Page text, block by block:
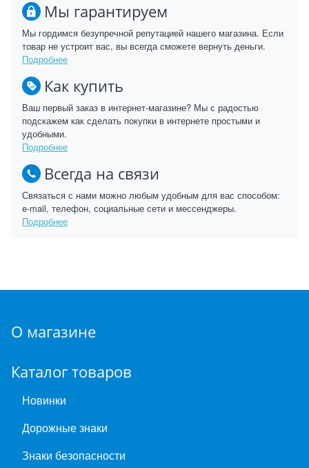
Мы гарантируем
Мы гордимся безупречной репутацией нашего магазина. Если
товар не устроит вас, вы всегда сможете вернуть деньги.
Подробнее
Как купить
Ваш первый заказ в интернет-магазине? Мы с радостью
подскажем как сделать покупки в интернете простыми и
удобными.
Подробнее
Всегда на связи
Связаться с нами можно любым удобным для вас способом:
e-mail, телефон, социальные сети и мессенджеры.
Подробнее
О магазине
Каталог товаров
Новинки
Дорожные знаки
Знаки безопасности